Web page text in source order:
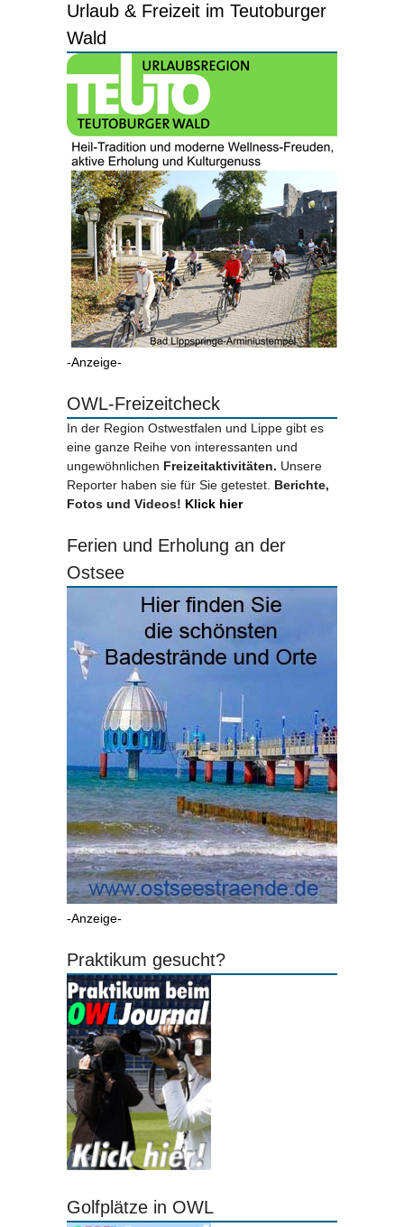
Urlaub & Freizeit im Teutoburger
Wald
-Anzeige-
OWL-Freizeitcheck
In der Region Ostwestfalen und Lippe gibt es
eine ganze Reihe von interessanten und
ungewöhnlichen Freizeitaktivitäten. Unsere
Reporter haben sie für Sie getestet. Berichte,
Fotos und Videos! Klick hier
Ferien und Erholung an der
Ostsee
-Anzeige-
Praktikum gesucht?
Golfplätze in OWL